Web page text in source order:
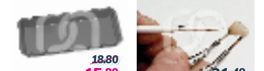
18.80